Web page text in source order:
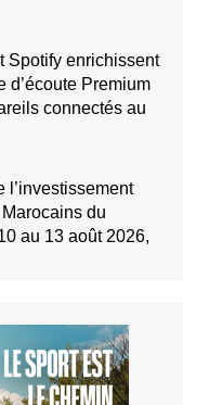
Spotify enrichissent
d’écoute Premium
connectés au
l’investissement
du
au 13 août 2026,